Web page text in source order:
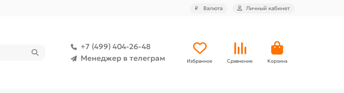
₽ Валюта Личный кабинет
+7 (499) 404-26-48
Менеджер в телеграм
Избранное Сравнение Корзина